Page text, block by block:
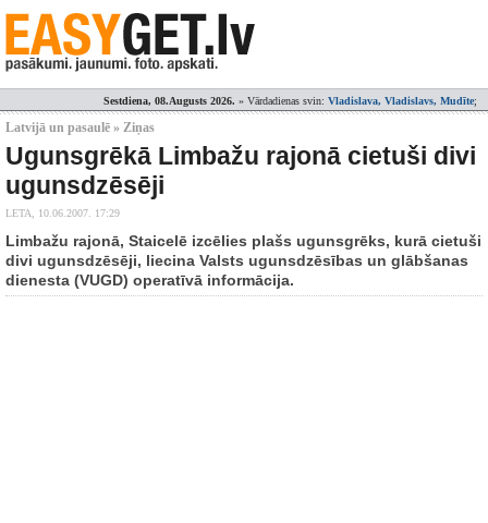
Sestdiena, 08.Augusts 2026. » Vārdadienas svin: Vladislava, Vladislavs, Mudīte;
Latvijā un pasaulē » Ziņas
Ugunsgrēkā Limbažu rajonā cietuši divi
ugunsdzēsēji
LETA, 10.06.2007. 17:29
Limbažu rajonā, Staicelē izcēlies plašs ugunsgrēks, kurā cietuši
divi ugunsdzēsēji, liecina Valsts ugunsdzēsības un glābšanas
dienesta (VUGD) operatīvā informācija.